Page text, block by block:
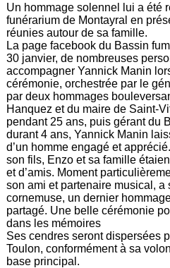
Un hommage solennel lui a été
funérarium de Montayral en
réunies autour de sa famille.
La page facebook du Bassin
30 janvier, de nombreuses
accompagner Yannick Manin
cérémonie, orchestrée par le
par deux hommages
Hanquez et du maire de Saint-
pendant 25 ans, puis gérant du
durant 4 ans, Yannick Manin
d’un homme engagé et
son fils, Enzo et sa famille
et d’amis. Moment
son ami et partenaire musical, a
cornemuse, un dernier
partagé. Une belle cérémonie
dans les mémoires
Ses cendres seront dispersées
Toulon, conformément à sa
base principal.